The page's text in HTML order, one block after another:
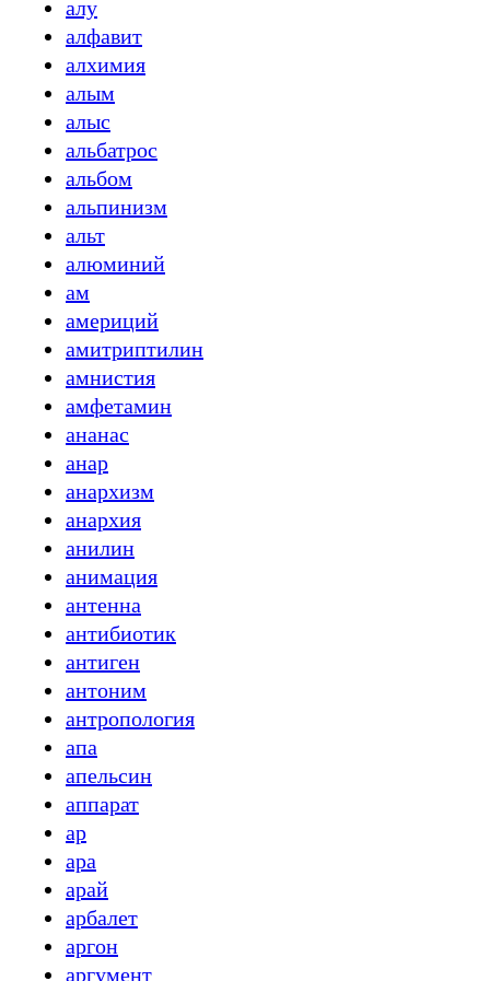
алу
алфавит
алхимия
алым
алыс
альбатрос
альбом
альпинизм
альт
алюминий
ам
америций
амитриптилин
амнистия
амфетамин
ананас
анар
анархизм
анархия
анилин
анимация
антенна
антибиотик
антиген
антоним
антропология
апа
апельсин
аппарат
ар
ара
арай
арбалет
аргон
аргумент